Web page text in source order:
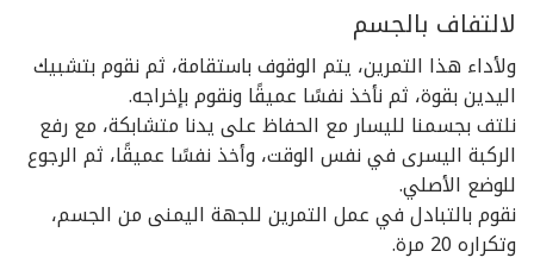
لالتفاف بالجسم
ولأداء هذا التمرين، يتم الوقوف باستقامة، ثم نقوم بتشبيك
اليدين بقوة، ثم نأخذ نفسًا عميقًا ونقوم بإخراجه.
نلتف بجسمنا لليسار مع الحفاظ على يدنا متشابكة، مع رفع
الركبة اليسرى في نفس الوقت، وأخذ نفسًا عميقًا، ثم الرجوع
للوضع الأصلي.
نقوم بالتبادل في عمل التمرين للجهة اليمنى من الجسم،
وتكراره 20 مرة.